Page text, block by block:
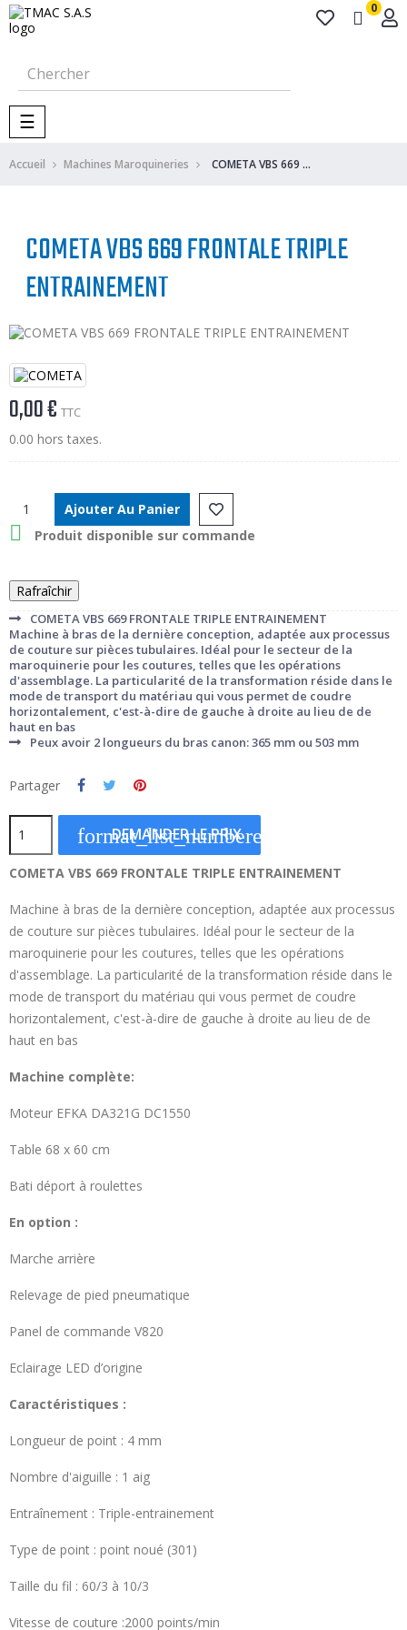
0
Basculer
la
navigation
☰
Accueil Machines Maroquineries COMETA VBS 669 FRONTALE TRIPLE ENTRAINEMENT
COMETA VBS 669 FRONTALE TRIPLE
ENTRAINEMENT
0,00 € TTC
0.00 hors taxes.
Ajouter Au Panier
 Produit disponible sur commande
COMETA VBS 669 FRONTALE TRIPLE ENTRAINEMENT
Machine à bras de la dernière conception, adaptée aux processus
de couture sur pièces tubulaires. Idéal pour le secteur de la
maroquinerie pour les coutures, telles que les opérations
d'assemblage. La particularité de la transformation réside dans le
mode de transport du matériau qui vous permet de coudre
horizontalement, c'est-à-dire de gauche à droite au lieu de de
haut en bas
Peux avoir 2 longueurs du bras canon: 365 mm ou 503 mm
Partager
format_list_numbered
DEMANDER LE PRIX
COMETA VBS 669 FRONTALE TRIPLE ENTRAINEMENT
Machine à bras de la dernière conception, adaptée aux processus
de couture sur pièces tubulaires. Idéal pour le secteur de la
maroquinerie pour les coutures, telles que les opérations
d'assemblage. La particularité de la transformation réside dans le
mode de transport du matériau qui vous permet de coudre
horizontalement, c'est-à-dire de gauche à droite au lieu de de
haut en bas
Machine complète:
Moteur EFKA DA321G DC1550
Table 68 x 60 cm
Bati déport à roulettes
En option :
Marche arrière
Relevage de pied pneumatique
Panel de commande V820
Eclairage LED d’origine
Caractéristiques :
Longueur de point : 4 mm
Nombre d'aiguille : 1 aig
Entraînement : Triple-entrainement
Type de point : point noué (301)
Taille du fil : 60/3 à 10/3
Vitesse de couture :2000 points/min